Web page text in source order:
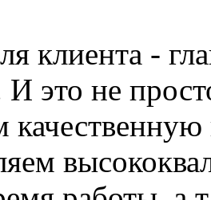
клиента -
это не